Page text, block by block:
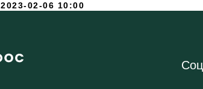
2023-02-06 10:00